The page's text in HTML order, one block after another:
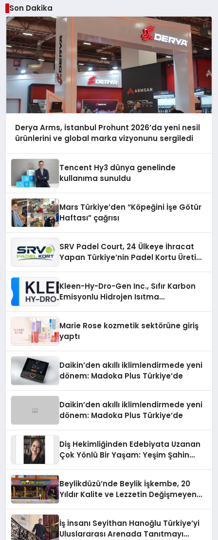
Son Dakika
Derya Arms, İstanbul Prohunt 2026’da yeni nesil
ürünlerini ve global marka vizyonunu sergiledi
Tencent Hy3 dünya genelinde
kullanıma sunuldu
Mars Türkiye’den “Köpeğini İşe Götür
Haftası” çağrısı
SRV Padel Court, 24 Ülkeye İhracat
Yapan Türkiye’nin Padel Kortu Üretim
Kleen-Hy-Dro-Gen Inc., Sıfır Karbon
Emisyonlu Hidrojen Isıtma
Marie Rose kozmetik sektörüne giriş
yaptı
Daikin’den akıllı iklimlendirmede yeni
dönem: Madoka Plus Türkiye’de
Daikin’den akıllı iklimlendirmede yeni
dönem: Madoka Plus Türkiye’de
Diş Hekimliğinden Edebiyata Uzanan
Çok Yönlü Bir Yaşam: Yeşim Şahin
Beylikdüzü’nde Beylik İşkembe, 20
Yıldır Kalite ve Lezzetin Değişmeyen
İş İnsanı Seyithan Hanoğlu Türkiye’yi
Uluslararası Arenada Tanıtmayı